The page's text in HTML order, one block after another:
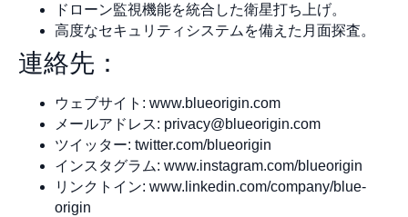
ドローン監視機能を統合した衛星打ち上げ。
高度なセキュリティシステムを備えた月面探査。
連絡先：
ウェブサイト: www.blueorigin.com
メールアドレス: privacy@blueorigin.com
ツイッター: twitter.com/blueorigin
インスタグラム: www.instagram.com/blueorigin
リンクトイン: www.linkedin.com/company/blue-
origin